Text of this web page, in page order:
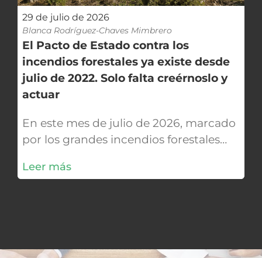
interés general.
SENTIDO DEL FALLO: recurso de
casación, estimación del recurso de
casación.
29 de julio de 2026
Blanca Rodríguez-Chaves Mimbrero
El Pacto de Estado contra los
incendios forestales ya existe desde
julio de 2022. Solo falta creérnoslo y
actuar
En este mes de julio de 2026, marcado
por los grandes incendios forestales
Guadalajara y, en estos momentos,
entrada para expresar mi recuerdo
Leer más